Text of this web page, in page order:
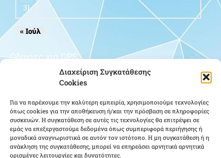
Διαχείριση Συγκατάθεσης
Cookies
Για να παρέχουμε την καλύτερη εμπειρία, χρησιμοποιούμε τεχνολογίες
όπως cookies για την αποθήκευση ή/και την πρόσβαση σε πληροφορίες
συσκευών. Η συγκατάθεση σε αυτές τις τεχνολογίες θα επιτρέψει σε
εμάς να επεξεργαστούμε δεδομένα όπως συμπεριφορά περιήγησης ή
μοναδικά αναγνωριστικά σε αυτόν τον ιστότοπο. Η μη συγκατάθεση ή η
ανάκληση της συγκατάθεσης, μπορεί να επηρεάσει αρνητικά αρνητικά
ορισμένες λειτουργίες και δυνατότητες.
31
« Ιούλ
Οδηγίες για GPS
Κάντε κλικ για να αποδεχτείτε cookies
εμπορικής προώθησης και να